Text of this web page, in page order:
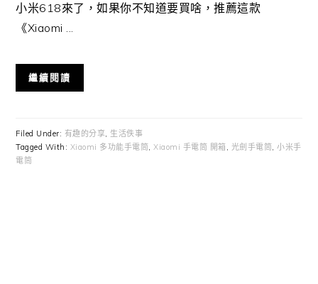
小米618來了，如果你不知道要買啥，推薦這款
《Xiaomi ...
繼續閱讀
Filed Under: 有趣的分享, 生活佚事
Tagged With: Xiaomi 多功能手電筒,Xiaomi 手電筒 開箱, 光劍手電筒,小米手
電筒